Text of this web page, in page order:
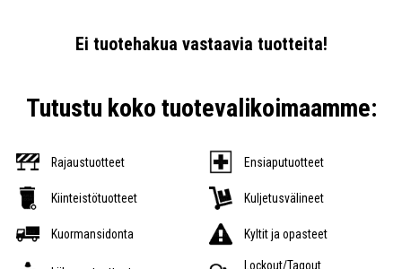
Ei tuotehakua vastaavia tuotteita!
Tutustu koko tuotevalikoimaamme:
Rajaustuotteet Ensiaputuotteet
Kiinteistötuotteet Kuljetusvälineet
Kuormansidonta Kyltit ja opasteet
Lockout/Tagout